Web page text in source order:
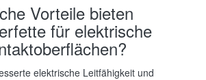
Vorteile bieten
für elektrische
elektrische Leitfähigkeit und